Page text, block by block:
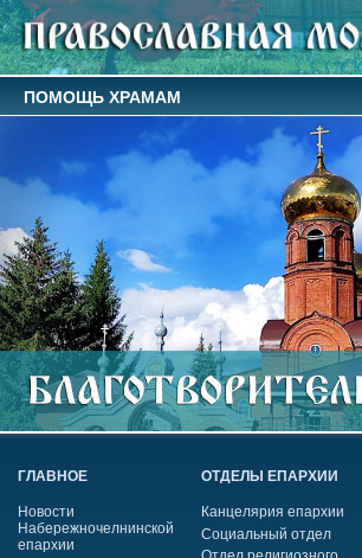
ПОМОЩЬ ХРАМАМ
ГЛАВНОЕ
Новости
Набережночелнинской
епархии
ОТДЕЛЫ ЕПАРХИИ
Канцелярия епархии
Социальный отдел